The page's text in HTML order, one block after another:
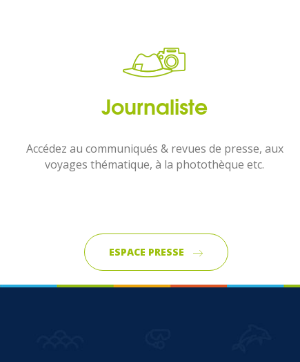
Journaliste
Accédez au communiqués & revues de presse, aux
voyages thématique, à la photothèque etc.
ESPACE PRESSE